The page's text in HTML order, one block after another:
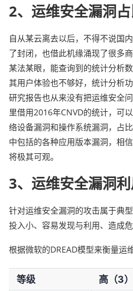
2、运维安全漏洞
自从某云离去以后，不得不说国
了封闭，也借此机缘涌现了很多
某法某眼，能查询到的统计分析
其用户体验也不够好，统计分析
研究报告也从来没有把运维安全
里借用2016年CNVD的统计，可
络设备漏洞和操作系统漏洞，占
中包括的各种应用版本漏洞，相
将极其可观。
3、运维安全漏洞
针对运维安全漏洞的攻击属于典
投入小、容易发现与利用、造成危
根据微软的DREAD模型来衡量运
等级 高（3）